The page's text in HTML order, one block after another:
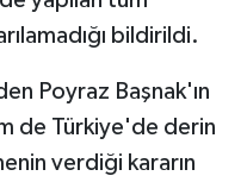
bildirildi.
Poyraz Başnak'ın
de Türkiye'de derin
verdiği kararın